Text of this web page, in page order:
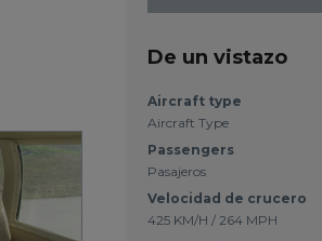
De un vistazo
Aircraft type
Aircraft Type
Passengers
Pasajeros
Velocidad de crucero
425 KM/H / 264 MPH